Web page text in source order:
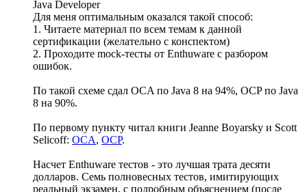
Java Developer
Для меня оптимальным оказался такой способ:
1. Читаете материал по всем темам к данной
сертификации (желательно с конспектом)
2. Проходите mock-тесты от Enthuware с разбором
ошибок.
По такой схеме сдал OCA по Java 8 на 94%, OCP по Java
8 на 90%.
По первому пункту читал книги Jeanne Boyarsky и Scott
Selicoff: OCA, OCP.
Насчет Enthuware тестов - это лучшая трата десяти
долларов. Семь полновесных тестов, имитирующих
реальный экзамен, с подробным объяснением (после